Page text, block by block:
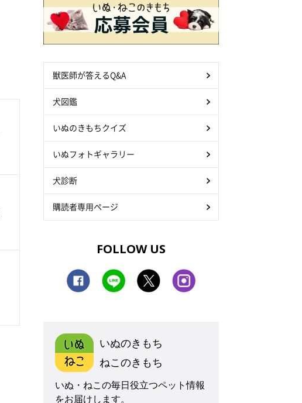
獣医師が答えるQ&A
犬図鑑
いぬのきもちクイズ
いぬフォトギャラリー
犬診断
購読者専用ページ
FOLLOW US
いぬのきもち
ねこのきもち
いぬ・ねこの毎日役立つペット情報
をお届けします。